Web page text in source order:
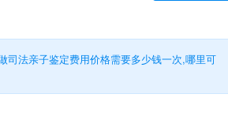
司法亲子鉴定费用价格需要多少钱一次,哪里可